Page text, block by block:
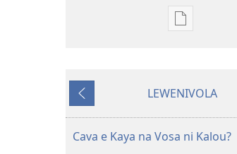
Sala
na
tabaki
LESU
I
MURI
LEWENIVOLA
Cava e Kaya na Vosa ni Kalou?